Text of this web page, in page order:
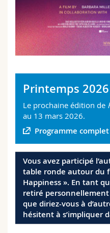
Printemps 2026
Le prochaine édition de
au 13 mars 2026.
Programme complet
Vous avez participé
table ronde autour du
Happiness ». En tant
retiré
que diriez-vous à
hésitent à s’impliquer